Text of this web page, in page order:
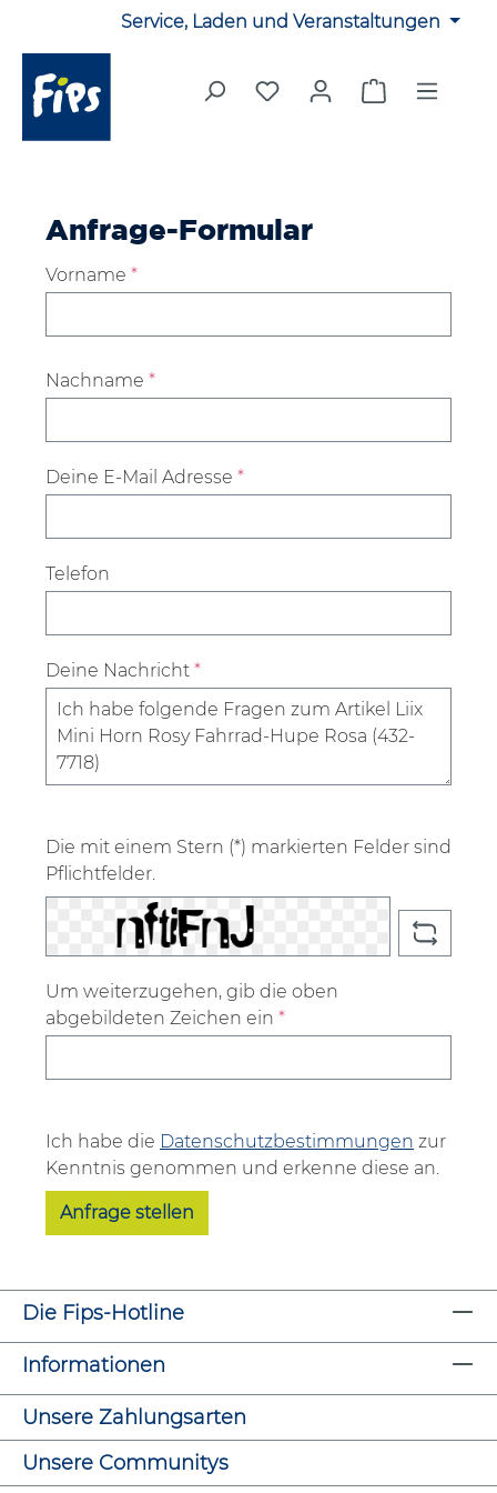
Zum Hauptinhalt springenService, Laden und Veranstaltungen
Du hast 0 Produkte auf
Warenkorb
Anfrage-Formular
Vorname *
Nachname *
Deine E-Mail Adresse *
Telefon
Deine Nachricht *
Die mit einem Stern (*) markierten Felder sind
Pflichtfelder.
Um weiterzugehen, gib die oben
abgebildeten Zeichen ein *
Ich habe die Datenschutzbestimmungen zur
Kenntnis genommen und erkenne diese an.
Anfrage stellen
Die Fips-Hotline
Informationen
Unsere Zahlungsarten
Unsere Communitys